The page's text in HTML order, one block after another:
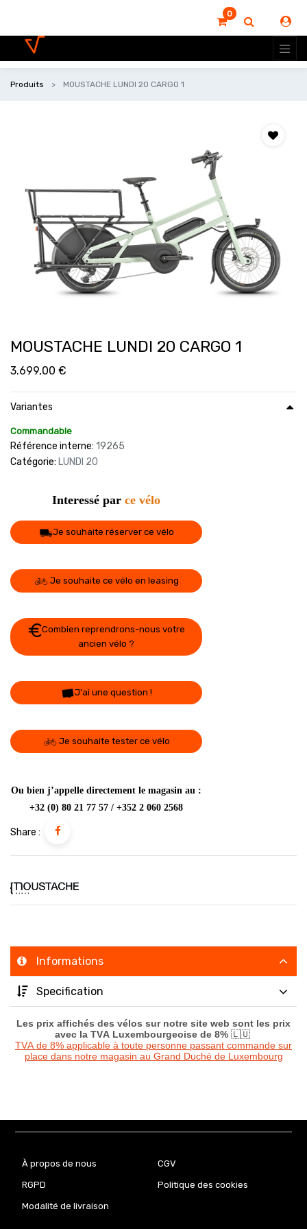
0
Produits MOUSTACHE LUNDI 20 CARGO 1
MOUSTACHE LUNDI 20 CARGO 1
3.699,00 €
Variantes
Commandable
Référence interne: 19265
Catégorie: LUNDI 20
Interessé par ce vélo
Je souhaite réserver ce vélo
Je souhaite ce vélo en leasing
Combien reprendrons-nous votre
ancien vélo ?
J'ai une question !
Je souhaite tester ce vélo
Ou bien j’appelle directement le magasin au :
+32 (0) 80 21 77 57 / +352 2 060 2568
Share :
Informations
Specification
Les prix affichés des vélos sur notre site web sont les prix
avec la TVA Luxembourgeoise de 8% 🇱🇺
TVA de 8% applicable à toute personne passant commande sur
place dans notre magasin au Grand Duché de Luxembourg
À propos de nous CGV
RGPD Politique des cookies
Modalité de livraison